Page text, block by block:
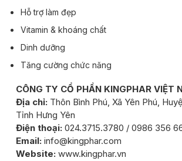
Hỗ trợ làm đẹp
Vitamin & khoáng chất
Dinh dưỡng
Tăng cường chức năng
CÔNG TY CỔ PHẦN KINGPHAR VIỆT
Địa chỉ: Thôn Bình Phú, Xã Yên Phú,
Tỉnh Hưng Yên
Điện thoại: 024.3715.3780 / 0986 356
Email: info@kingphar.com
Website: www.kingphar.vn